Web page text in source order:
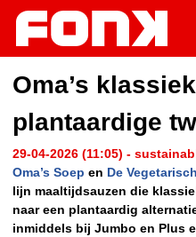
Oma’s
plantaardige
29-04-2026 (11:05) -
Oma’s Soep en De
lijn maaltijdsauzen die
naar een plantaardig
inmiddels bij Jumbo en Plus